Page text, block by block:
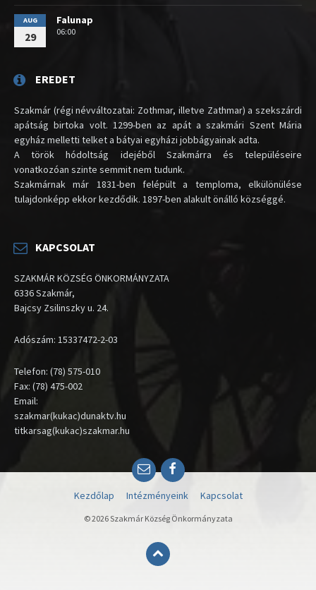
AUG
29
Falunap
06:00
EREDET
Szakmár (régi névváltozatai: Zothmar, illetve Zathmar) a szekszárdi
apátság birtoka volt. 1299-ben az apát a szakmári Szent Mária
egyház melletti telket a bátyai egyházi jobbágyainak adta.
A török hódoltság idejéből Szakmárra és településeire
vonatkozóan szinte semmit nem tudunk.
Szakmárnak már 1831-ben felépült a temploma, elkülönülése
tulajdonképp ekkor kezdődik. 1897-ben alakult önálló községgé.
KAPCSOLAT
SZAKMÁR KÖZSÉG ÖNKORMÁNYZATA
6336 Szakmár,
Bajcsy Zsilinszky u. 24.
Adószám: 15337472-2-03
Telefon: (78) 575-010
Fax: (78) 475-002
Email:
szakmar(kukac)dunaktv.hu
titkarsag(kukac)szakmar.hu
EmailFacebook
Kezdőlap Intézményeink Kapcsolat
© 2026 Szakmár Község Önkormányzata